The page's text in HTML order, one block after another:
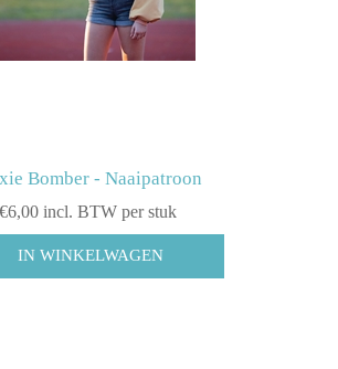
Bomber - Naaipatroon
€6,00 incl. BTW per stuk